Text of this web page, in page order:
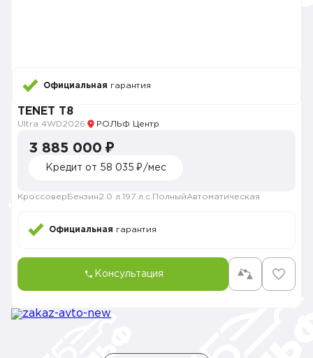
Официальная гарантия
TENET T8
Ultra 4WD2026 РОЛЬФ Центр
3 885 000 ₽
Кредит от 58 035 ₽/мес
Кроссовер Бензин2.0 л. 197 л.с. ПолныйАвтоматическая
Официальная гарантия
Консультация